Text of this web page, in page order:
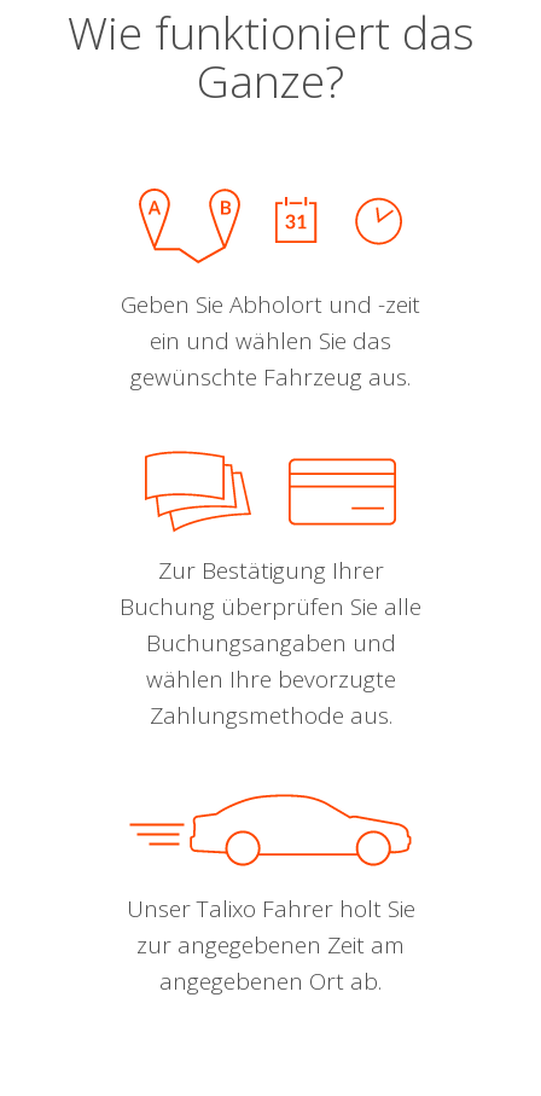
Wie funktioniert das
Ganze?
Geben Sie Abholort und -zeit
ein und wählen Sie das
gewünschte Fahrzeug aus.
Zur Bestätigung Ihrer
Buchung überprüfen Sie alle
Buchungsangaben und
wählen Ihre bevorzugte
Zahlungsmethode aus.
Unser Talixo Fahrer holt Sie
zur angegebenen Zeit am
angegebenen Ort ab.